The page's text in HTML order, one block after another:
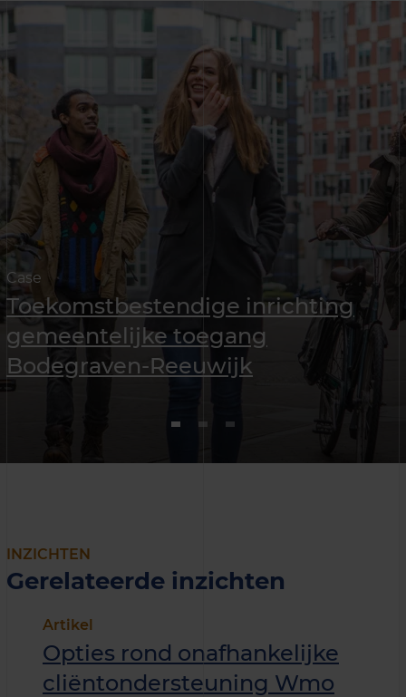
Case
Toekomstbestendige inrichting
gemeentelijke toegang
Bodegraven-Reeuwijk
INZICHTEN
Gerelateerde inzichten
Artikel
Opties rond onafhankelijke
cliëntondersteuning Wmo